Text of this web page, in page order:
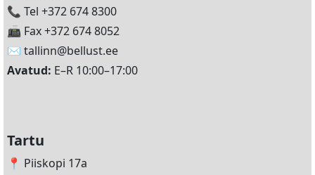
📞 Tel +372 674 8300
📠 Fax +372 674 8052
✉️ tallinn@bellust.ee
Avatud: E–R 10:00–17:00
Tartu
📍 Piiskopi 17a